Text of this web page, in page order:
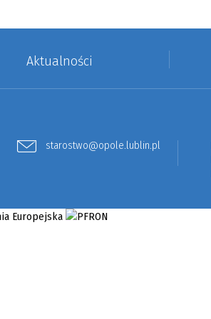
Aktualności
starostwo@opole.lublin.pl